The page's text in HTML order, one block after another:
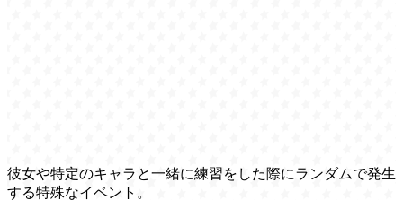
彼女や特定のキャラと一緒に練習をした際にランダムで発生
する特殊なイベント。